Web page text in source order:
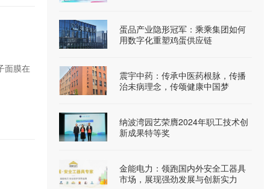
面膜在
蛋品产业隐形冠军：乘乘集团如何
用数字化重塑鸡蛋供应链
震宇中药：传承中医药根脉，传播
治未病理念，传颂健康中国梦
纳波湾园艺荣膺2024年职工技术创
新成果特等奖
金能电力：领跑国内外安全工器具
市场，展现强劲发展与创新实力